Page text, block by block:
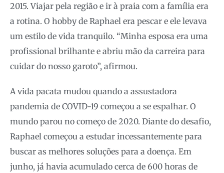
2015. Viajar pela região e ir à praia com a família era
a rotina. O hobby de Raphael era pescar e ele levava
um estilo de vida tranquilo. “Minha esposa era uma
profissional brilhante e abriu mão da carreira para
cuidar do nosso garoto”, afirmou.
A vida pacata mudou quando a assustadora
pandemia de COVID-19 começou a se espalhar. O
mundo parou no começo de 2020. Diante do desafio,
Raphael começou a estudar incessantemente para
buscar as melhores soluções para a doença. Em
junho, já havia acumulado cerca de 600 horas de